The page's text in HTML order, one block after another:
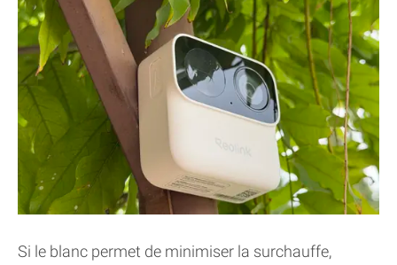
Si le blanc permet de minimiser la surchauffe,